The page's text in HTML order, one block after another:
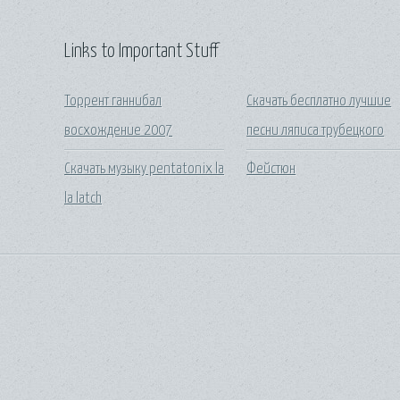
Links to Important Stuff
Торрент ганнибал
восхождение 2007
Скачать музыку pentatonix la
la latch
Скачать бесплатно лучшие
песни ляписа трубецкого
Фейстюн